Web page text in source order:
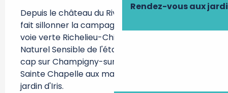
Rendez-vous aux
Depuis le château du Rivau, cet itinéraire vous
fait sillonner la campagne richelaise au fil de la
voie verte Richelieu-Chinon jusqu'à l'Espace
Naturel Sensible de l'étang d'Assay. Ensuite,
cap sur Champigny-sur-Veude, qui abrite une
Sainte Chapelle aux magnifiques vitraux, et un
jardin d'Iris.